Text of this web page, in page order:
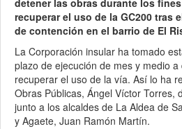
detener las obras durante los
recuperar el uso de la GC200 tras
de contención en el barrio de El
La Corporación insular ha tomado
plazo de ejecución de mes y medio
recuperar el uso de la vía. Así lo ha
Obras Públicas, Ángel Víctor Torres,
junto a los alcaldes de La Aldea de
y Agaete, Juan Ramón Martín.